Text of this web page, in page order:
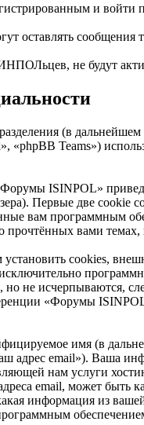
и войти
оставлять сообщения
не будут
(в
«phpBB Teams»)
ISINPOL»
Первые две cookie
вам программным
вами
cookies,
исключительно
не исчерпываются,
«Форумы
имя (в
адрес email»). Ваша
нам услуги
email, может быть
информация из